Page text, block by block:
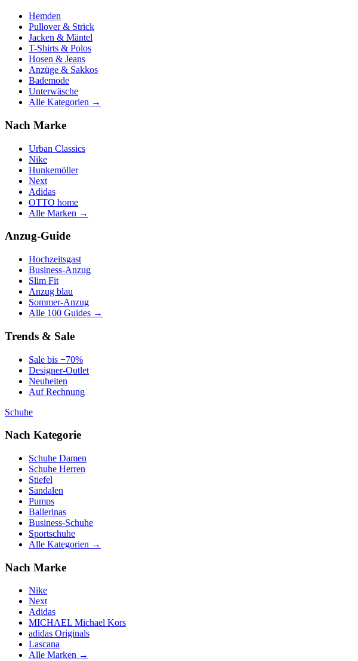
Hemden
Pullover & Strick
Jacken & Mäntel
T-Shirts & Polos
Hosen & Jeans
Anzüge & Sakkos
Bademode
Unterwäsche
Alle Kategorien →
Nach Marke
Urban Classics
Nike
Hunkemöller
Next
Adidas
OTTO home
Alle Marken →
Anzug-Guide
Hochzeitsgast
Business-Anzug
Slim Fit
Anzug blau
Sommer-Anzug
Alle 100 Guides →
Trends & Sale
Sale bis −70%
Designer-Outlet
Neuheiten
Auf Rechnung
Schuhe
Nach Kategorie
Schuhe Damen
Schuhe Herren
Stiefel
Sandalen
Pumps
Ballerinas
Business-Schuhe
Sportschuhe
Alle Kategorien →
Nach Marke
Nike
Next
Adidas
MICHAEL Michael Kors
adidas Originals
Lascana
Alle Marken →